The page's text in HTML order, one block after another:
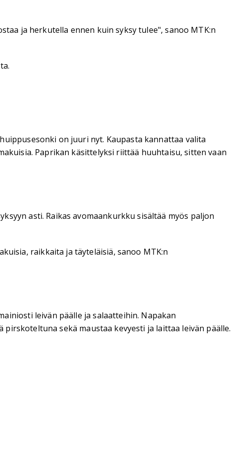
ja herkutella ennen kuin syksy tulee", sanoo MTK:n
on juuri nyt. Kaupasta kannattaa valita
Paprikan käsittelyksi riittää huuhtaisu, sitten vaan
asti. Raikas avomaankurkku sisältää myös paljon
raikkaita ja täyteläisiä, sanoo MTK:n
leivän päälle ja salaatteihin. Napakan
sekä maustaa kevyesti ja laittaa leivän päälle.